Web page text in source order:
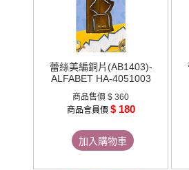
蕾絲美編銅片(AB1403)-
ALFABET HA-4051003
商品售價 $ 360
商品會員價 $ 180
加入購物車